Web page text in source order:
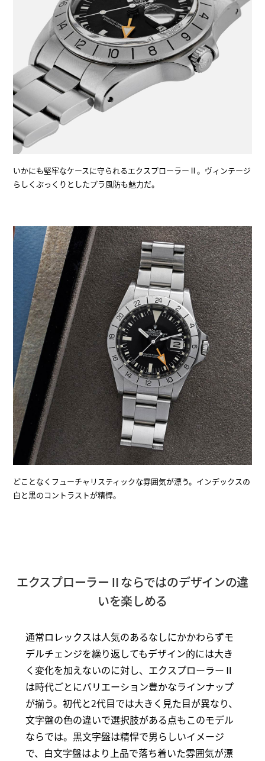
いかにも堅牢なケースに守られるエクスプローラーⅡ。ヴィンテージ
らしくぷっくりとしたプラ風防も魅力だ。
どことなくフューチャリスティックな雰囲気が漂う。インデックスの
白と黒のコントラストが精悍。
エクスプローラーⅡならではのデザインの違
いを楽しめる
通常ロレックスは人気のあるなしにかかわらずモ
デルチェンジを繰り返してもデザイン的には大き
く変化を加えないのに対し、エクスプローラーⅡ
は時代ごとにバリエーション豊かなラインナップ
が揃う。初代と2代目では大きく見た目が異なり、
文字盤の色の違いで選択肢がある点もこのモデル
ならでは。黒文字盤は精悍で男らしいイメージ
で、白文字盤はより上品で落ち着いた雰囲気が漂